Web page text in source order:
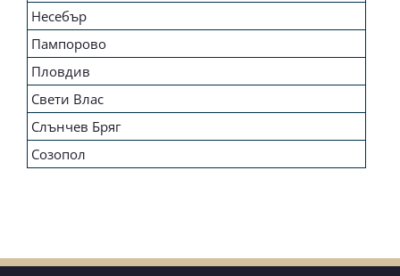
Несебър
Пампорово
Пловдив
Свети Влас
Слънчев Бряг
Созопол